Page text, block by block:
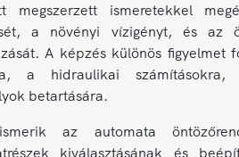
megszerzett ismeretekkel
a növényi vízigényt, és az
A képzés különös figyelmet
a hidraulikai
betartására.
az automata